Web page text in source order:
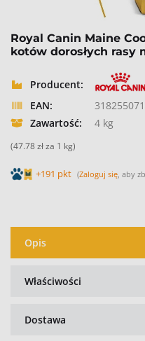
Royal Canin Maine
kotów dorosłych rasy
Producent:
EAN:
Zawartość:
4 kg
(47.78 zł za 1 kg)
+191 pkt (Zaloguj się , aby
Opis
Właściwości
Dostawa